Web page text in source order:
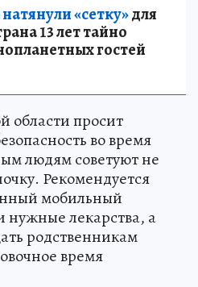
«сетку»для
13 лет тайно
гостей
области просит
во время
людям советуют не
Рекомендуется
мобильный
нужные лекарства, а
родственникам
время